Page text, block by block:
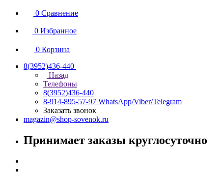
0 Сравнение
0 Избранное
0 Корзина
8(3952)436-440
Назад
Телефоны
8(3952)436-440
8-914-895-57-97 WhatsApp/Viber/Telegram
Заказать звонок
magazin@shop-sovenok.ru
Принимает заказы круглосуточно